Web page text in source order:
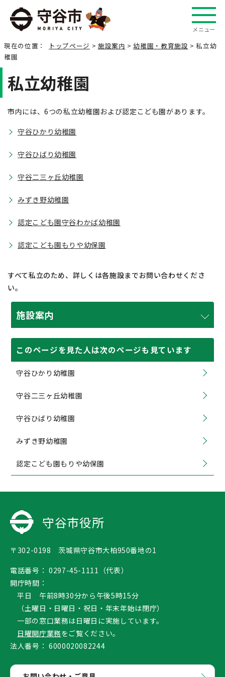
メニュー
現在の位置： トップページ > 施設案内 >幼稚園・教育施設 > 私立幼
稚園
私立幼稚園
市内には、6つの私立幼稚園および認定こども園があります。
守谷ひかり幼稚園
守谷ひばり幼稚園
守谷二三ヶ丘幼稚園
みずき野幼稚園
認定こども園守谷わかば幼稚園
認定こども園もりや幼保園
すべて私立のため、詳しくは各施設までお問い合わせくださ
い。
施設案内
このページを見た人は次のページも見ています
守谷ひかり幼稚園
守谷二三ヶ丘幼稚園
守谷ひばり幼稚園
みずき野幼稚園
認定こども園もりや幼保園
守谷市役所
〒302-0198 茨城県守谷市大柏950番地の1
電話番号： 0297-45-1111（代表）
開庁時間：
平日 午前8時30分から午後5時15分
（土曜日・日曜日・祝日・年末年始は閉庁）
一部の窓口業務は日曜日に実施しています。
日曜開庁業務をご覧ください。
法人番号： 6000020082244